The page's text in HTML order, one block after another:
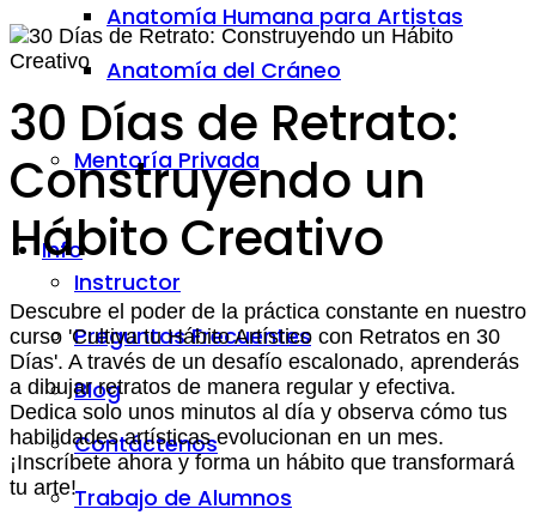
Anatomía Humana para Artistas
Anatomía del Cráneo
Mentoría Privada
Info
Instructor
Preguntas Frecuentes
Blog
Contáctenos
Trabajo de Alumnos
30 Días de Retrato:
Construyendo un
Hábito Creativo
Descubre el poder de la práctica constante en nuestro
curso 'Cultiva tu Hábito Artístico con Retratos en 30
Días'. A través de un desafío escalonado, aprenderás
a dibujar retratos de manera regular y efectiva.
Dedica solo unos minutos al día y observa cómo tus
habilidades artísticas evolucionan en un mes.
¡Inscríbete ahora y forma un hábito que transformará
tu arte!